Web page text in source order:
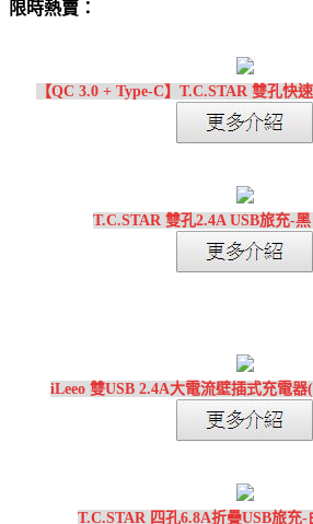
限時熱賣：
【QC 3.0 + Type-C】T.C.STAR 雙孔快
T.C.STAR 雙孔2.4A USB旅充-
iLeeo 雙USB 2.4A大電流壁插式充電器
T.C.STAR 四孔6.8A折疊USB旅充-